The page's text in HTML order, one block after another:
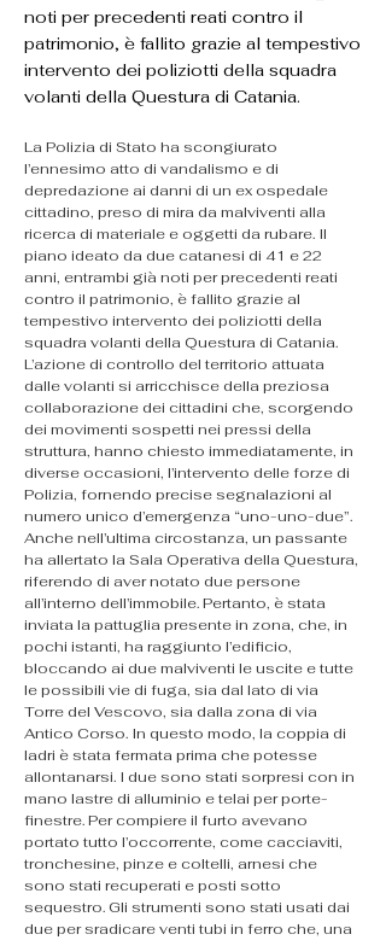
noti per precedenti reati contro il
patrimonio, è fallito grazie al tempestivo
intervento dei poliziotti della squadra
volanti della Questura di Catania.
La Polizia di Stato ha scongiurato
l’ennesimo atto di vandalismo e di
depredazione ai danni di un ex ospedale
cittadino, preso di mira da malviventi alla
ricerca di materiale e oggetti da rubare. Il
piano ideato da due catanesi di 41 e 22
anni, entrambi già noti per precedenti reati
contro il patrimonio, è fallito grazie al
tempestivo intervento dei poliziotti della
squadra volanti della Questura di Catania.
L’azione di controllo del territorio attuata
dalle volanti si arricchisce della preziosa
collaborazione dei cittadini che, scorgendo
dei movimenti sospetti nei pressi della
struttura, hanno chiesto immediatamente, in
diverse occasioni, l’intervento delle forze di
Polizia, fornendo precise segnalazioni al
numero unico d’emergenza “uno-uno-due”.
Anche nell’ultima circostanza, un passante
ha allertato la Sala Operativa della Questura,
riferendo di aver notato due persone
all’interno dell’immobile. Pertanto, è stata
inviata la pattuglia presente in zona, che, in
pochi istanti, ha raggiunto l’edificio,
bloccando ai due malviventi le uscite e tutte
le possibili vie di fuga, sia dal lato di via
Torre del Vescovo, sia dalla zona di via
Antico Corso. In questo modo, la coppia di
ladri è stata fermata prima che potesse
allontanarsi. I due sono stati sorpresi con in
mano lastre di alluminio e telai per porte-
finestre. Per compiere il furto avevano
portato tutto l’occorrente, come cacciaviti,
tronchesine, pinze e coltelli, arnesi che
sono stati recuperati e posti sotto
sequestro. Gli strumenti sono stati usati dai
due per sradicare venti tubi in ferro che, una